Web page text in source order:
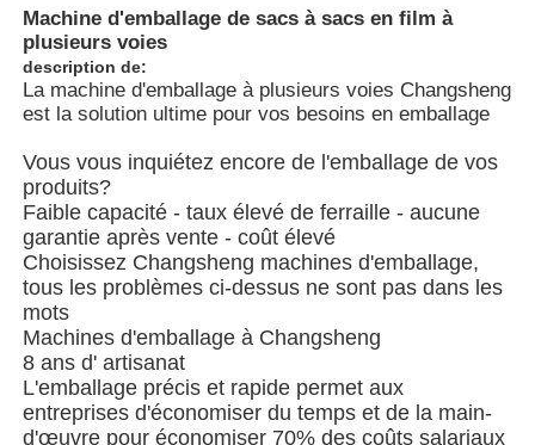
Visite de l'usine
Nous contacter
nouvelles
Les affaires
Machines à emballer en rotation
Machine d'emballage de sacs à sacs en film à
plusieurs voies
description de:
La machine d'emballage à plusieurs voies Changsheng
est la solution ultime pour vos besoins en emballage
Vous vous inquiétez encore de l'emballage de vos
produits?
Faible capacité - taux élevé de ferraille - aucune
garantie après vente - coût élevé
Choisissez Changsheng machines d'emballage,
tous les problèmes ci-dessus ne sont pas dans les
mots
Machines d'emballage à Changsheng
8 ans d' artisanat
L'emballage précis et rapide permet aux
entreprises d'économiser du temps et de la main-
d'œuvre pour économiser 70% des coûts salariaux